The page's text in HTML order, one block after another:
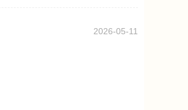
2026-05-11